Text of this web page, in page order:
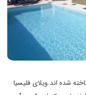
شده اند.ویلای فلیسیا